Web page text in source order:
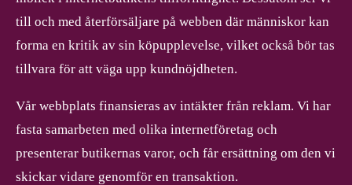
till och med återförsäljare på webben där människor kan
forma en kritik av sin köpupplevelse, vilket också bör tas
tillvara för att väga upp kundnöjdheten.
Vår webbplats finansieras av intäkter från reklam. Vi har
fasta samarbeten med olika internetföretag och
presenterar butikernas varor, och får ersättning om den vi
skickar vidare genomför en transaktion.